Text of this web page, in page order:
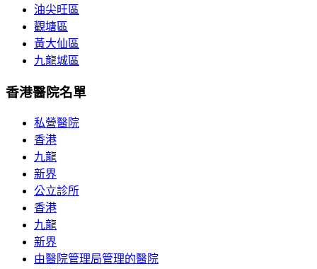
油尖旺區
觀塘區
黃大仙區
九龍城區
香港醫院名單
私營醫院
香港
九龍
新界
公立診所
香港
九龍
新界
由醫院管理局管理的醫院